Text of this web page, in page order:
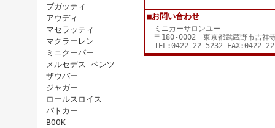
ブガッティ
アウディ
マセラッティ
マクラーレン
ミニクーパー
メルセデス ベンツ
ザウバー
ジャガー
ロールスロイス
パトカー
BOOK
■お問い合わせ
ミニカーサロンユー
〒180-0002 東京都武蔵野市吉祥
TEL:0422-22-5232 FAX:0422-